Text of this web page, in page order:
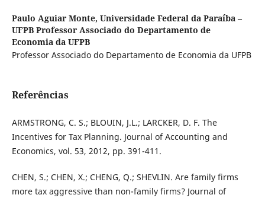
Paulo Aguiar Monte, Universidade Federal da Paraíba –
UFPB Professor Associado do Departamento de
Economia da UFPB
Professor Associado do Departamento de Economia da UFPB
Referências
ARMSTRONG, C. S.; BLOUIN, J.L.; LARCKER, D. F. The
Incentives for Tax Planning. Journal of Accounting and
Economics, vol. 53, 2012, pp. 391-411.
CHEN, S.; CHEN, X.; CHENG, Q.; SHEVLIN. Are family firms
more tax aggressive than non-family firms? Journal of